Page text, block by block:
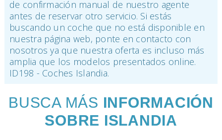
de confirmación manual de nuestro agente
antes de reservar otro servicio. Si estás
buscando un coche que no está disponible en
nuestra página web, ponte en contacto con
nosotros ya que nuestra oferta es incluso más
amplia que los modelos presentados online.
ID198 - Coches Islandia.
BUSCA MÁS INFORMACIÓN
SOBRE ISLANDIA